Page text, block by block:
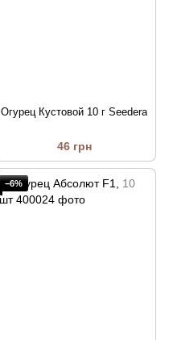
Огурец Кустовой 10 г Seedera
46 грн
−6%